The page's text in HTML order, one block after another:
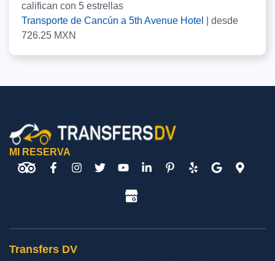
califican con 5 estrellas
Transporte de Cancún a 5th Avenue Hotel
desde
726.25 MXN
MI RESERVA
Transfers DV